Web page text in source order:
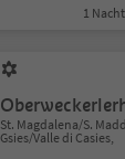
1
St. Magdalena/S.
Gsies/Valle di Casies,